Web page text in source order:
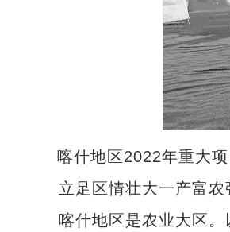
喀什地区2022年重大
立足区情壮大一产富农
喀什地区是农业大区。